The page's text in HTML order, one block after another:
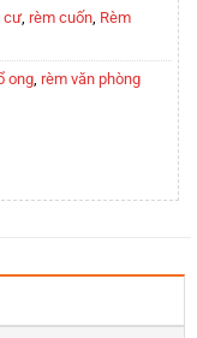
cư, rèm cuốn Rèm
ong rèm văn phòng